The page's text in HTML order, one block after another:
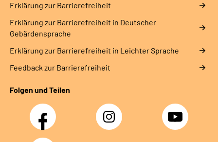
Erklärung zur Barrierefreiheit
Erklärung zur Barrierefreiheit in Deutscher
Gebärdensprache
Erklärung zur Barrierefreiheit in Leichter Sprache
Feedback zur Barrierefreiheit
Folgen und Teilen
Facebook Instagram YouTube